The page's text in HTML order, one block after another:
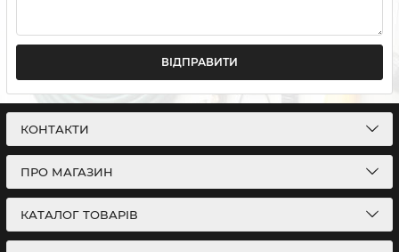
ВІДПРАВИТИ
КОНТАКТИ
ПРО МАГАЗИН
КАТАЛОГ ТОВАРІВ